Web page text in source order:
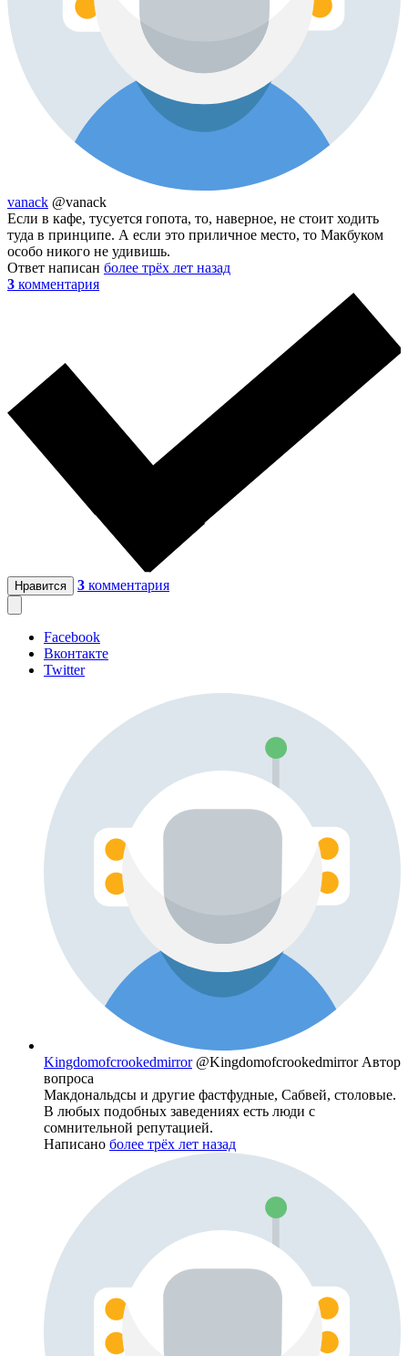
vanack @vanack
Если в кафе, тусуется гопота, то, наверное, не стоит ходить
туда в принципе. А если это приличное место, то Макбуком
особо никого не удивишь.
Ответ написан более трёх лет назад
3 комментария
Нравится 3 комментария
Facebook
Вконтакте
Twitter
Kingdomofcrookedmirror @Kingdomofcrookedmirror Автор
вопроса
Макдональдсы и другие фастфудные, Сабвей, столовые.
В любых подобных заведениях есть люди с
сомнительной репутацией.
Написано более трёх лет назад